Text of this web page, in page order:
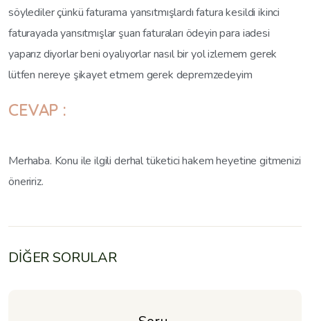
söylediler çünkü faturama yansıtmışlardı fatura kesildi ikinci
faturayada yansıtmışlar şuan faturaları ödeyin para iadesi
yaparız diyorlar beni oyalıyorlar nasıl bir yol izlemem gerek
lütfen nereye şikayet etmem gerek depremzedeyim
CEVAP :
Merhaba. Konu ile ilgili derhal tüketici hakem heyetine gitmenizi
öneririz.
DİĞER SORULAR